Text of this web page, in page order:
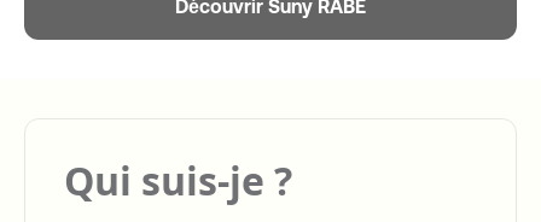
Découvrir Suny RABE
Qui suis-je ?